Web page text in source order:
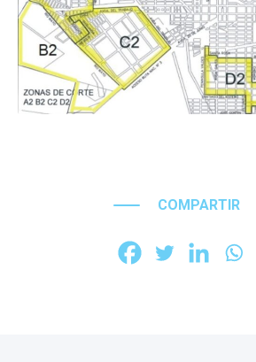
COMPARTIR